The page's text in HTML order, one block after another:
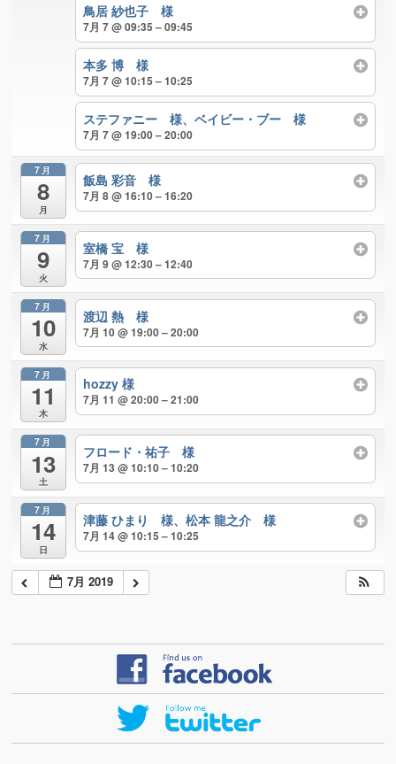
鳥居 紗也子 様
7月 7 @ 09:35 – 09:45
本多 博 様
7月 7 @ 10:15 – 10:25
ステファニー 様、ベイビー・ブー 様
7月 7 @ 19:00 – 20:00
7月
8
月
飯島 彩音 様
7月 8 @ 16:10 – 16:20
7月
9
火
室橋 宝 様
7月 9 @ 12:30 – 12:40
7月
10
水
渡辺 熱 様
7月 10 @ 19:00 – 20:00
7月
11
木
hozzy 様
7月 11 @ 20:00 – 21:00
7月
13
土
フロード・祐子 様
7月 13 @ 10:10 – 10:20
7月
14
日
津藤 ひまり 様、松本 龍之介 様
7月 14 @ 10:15 – 10:25
7月 2019